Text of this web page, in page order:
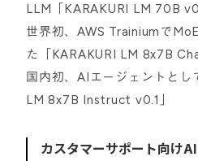
LLM「KARAKURI LM 70B
世界初、AWS Trainiumで
た「KARAKURI LM 8x7B
国内初、AIエージェントとし
LM 8x7B Instruct v0.1」
カスタマーサポート向け